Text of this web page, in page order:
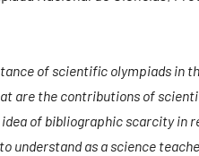
of scientific olympiads in
are the contributions of
of ​​bibliographic scarcity in
understand as a science